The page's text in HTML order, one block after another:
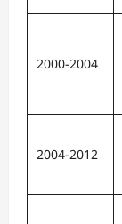
2000-2004
2004-2012